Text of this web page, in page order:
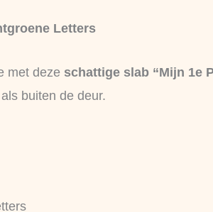
Letters
met deze schattige slab “Mijn 1e
buiten de deur.